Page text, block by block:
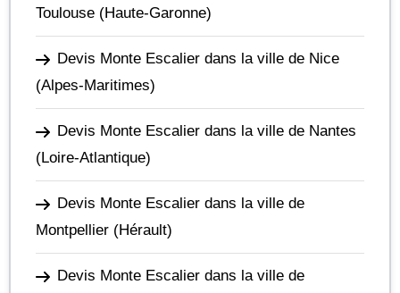
Toulouse (Haute-Garonne)
Devis Monte Escalier dans la ville de Nice
(Alpes-Maritimes)
Devis Monte Escalier dans la ville de Nantes
(Loire-Atlantique)
Devis Monte Escalier dans la ville de
Montpellier (Hérault)
Devis Monte Escalier dans la ville de